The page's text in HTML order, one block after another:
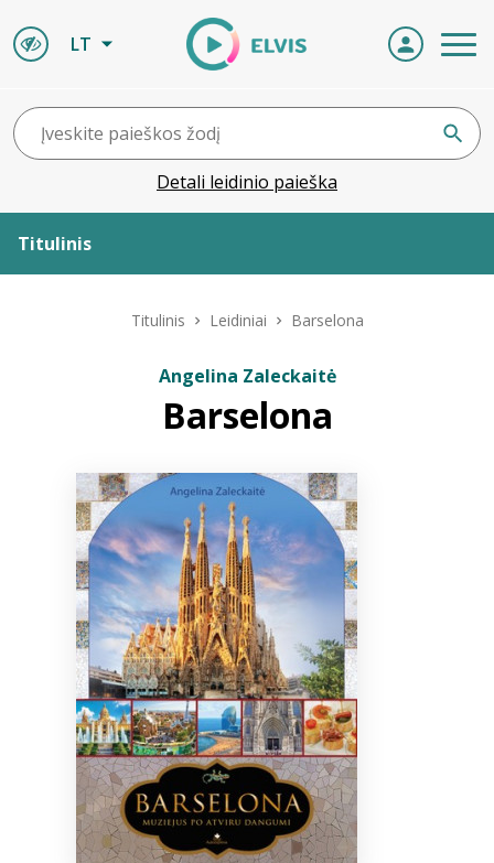
LT
Detali leidinio paieška
Titulinis
Naujienos
Bibliotekoms
+370 667 80 541
info@elvislab.lt
Titulinis Leidiniai Barselona
Angelina Zaleckaitė
Barselona